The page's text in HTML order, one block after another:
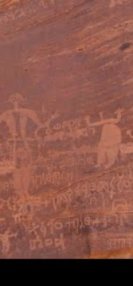
e, per
di Najrān.
da
confina
del vasto
alla
alla sua
commerciali
dei
adatti
che si